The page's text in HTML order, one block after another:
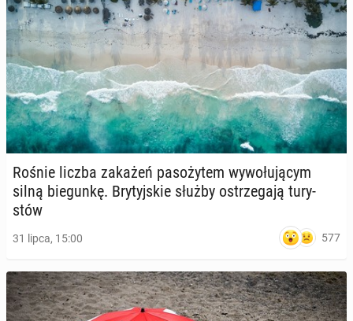
Rośnie liczba zakażeń pa­so­ży­tem wy­wo­łu­ją­cym
silną bie­gun­kę. Bry­tyj­skie służby ostrze­ga­ją tu­ry­
stów
31 lipca, 15:00 577